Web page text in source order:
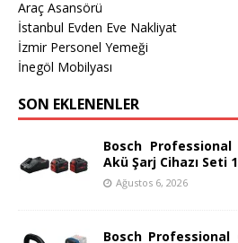
Araç Asansörü
İstanbul Evden Eve Nakliyat
İzmir Personel Yemeği
İnegöl Mobilyası
SON EKLENENLER
Bosch
Akü Şarj Cihazı Seti
Ağustos 6, 2026
Bosch Professional